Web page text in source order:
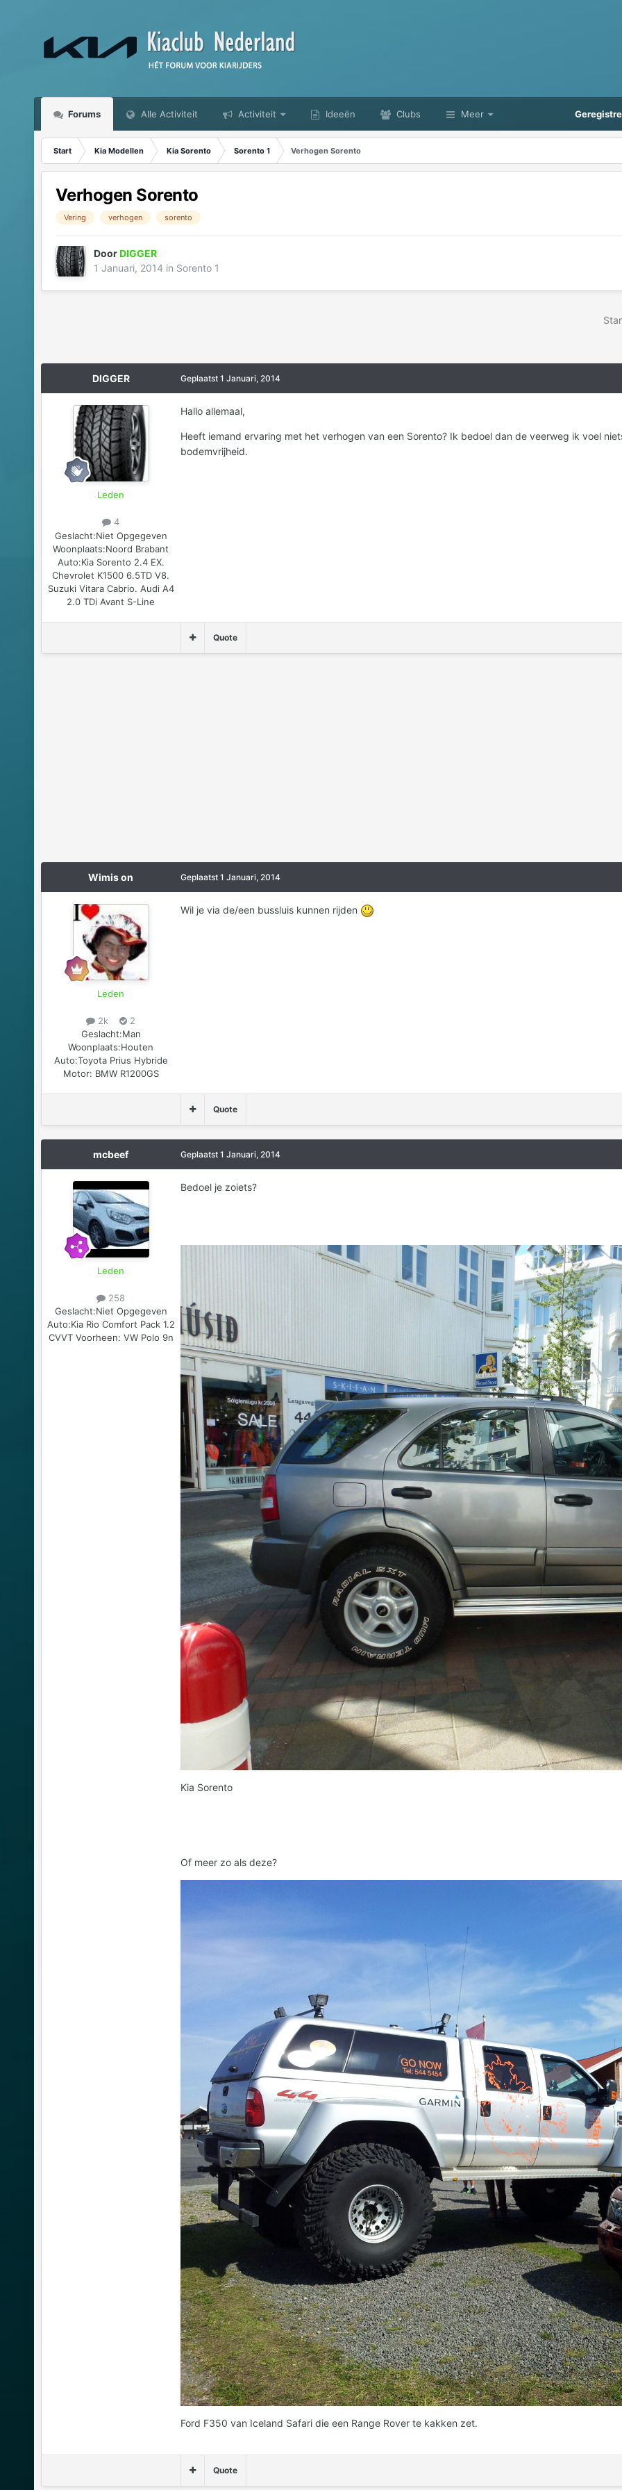
Forums Alle Activiteit Activiteit Ideeën Clubs Meer
Start Kia Modellen Kia Sorento Sorento 1 Verhogen Sorento
Verhogen Sorento
Vering verhogen sorento
DoorDIGGER
1 Januari, 2014 in Sorento 1
DIGGER
Leden
4
Geslacht:Niet Opgegeven
Woonplaats:Noord Brabant
Auto:Kia Sorento 2.4 EX.
Chevrolet K1500 6.5TD V8.
Suzuki Vitara Cabrio. Audi A4
2.0 TDi Avant S-Line
Geplaatst 1 Januari, 2014
Hallo allemaal,
Heeft iemand ervaring met het verhogen van een Sorento? Ik bedoel dan de veerweg ik voel
bodemvrijheid.
Quote
Wimis on
Leden
2k
2
Geslacht:Man
Woonplaats:Houten
Auto:Toyota Prius Hybride
Motor: BMW R1200GS
Geplaatst 1 Januari, 2014
Wil je via de/een bussluis kunnen rijden
Quote
mcbeef
Leden
258
Geslacht:Niet Opgegeven
Auto:Kia Rio Comfort Pack 1.2
CVVT Voorheen: VW Polo 9n
Geplaatst 1 Januari, 2014
Bedoel je zoiets?
Kia Sorento
Of meer zo als deze?
Ford F350 van Iceland Safari die een Range Rover te kakken zet.
Quote